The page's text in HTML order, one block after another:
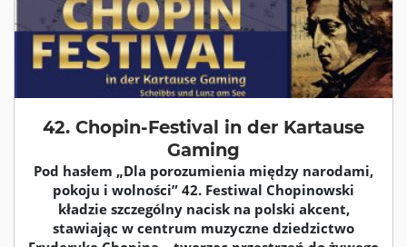
42. Chopin-Festival in der Kartause
Gaming
Pod hasłem „Dla porozumienia między narodami,
pokoju i wolności” 42. Festiwal Chopinowski
kładzie szczególny nacisk na polski akcent,
stawiając w centrum muzyczne dziedzictwo